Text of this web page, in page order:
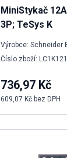
MiniStykač
3P; TeSys K
Výrobce: Schneider
Číslo zboží:
736,97 Kč
609,07 Kč bez DPH